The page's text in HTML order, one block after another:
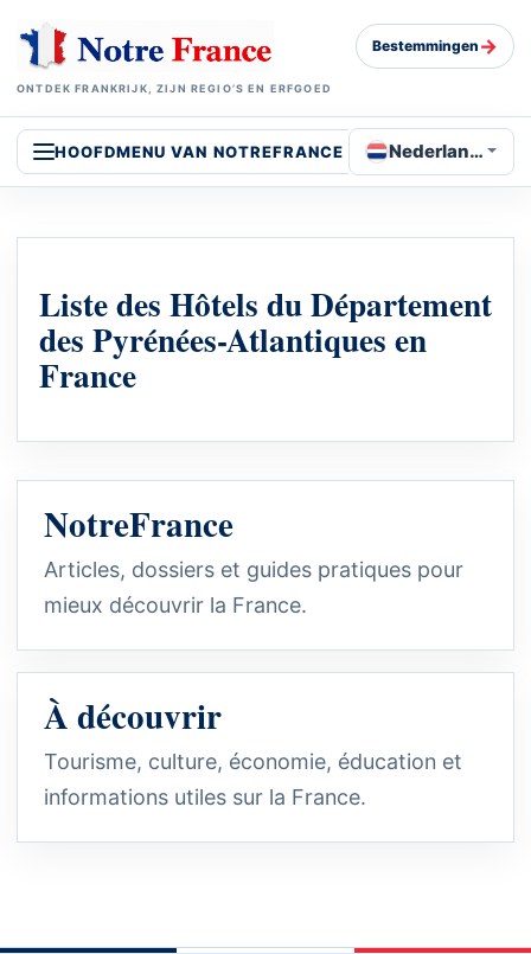
ONTDEK FRANKRIJK, ZIJN REGIO’S EN ERFGOED
Bestemmingen →
HOOFDMENU VAN NOTREFRANCE Nederlands
Liste des Hôtels du Département
des Pyrénées-Atlantiques en
France
NotreFrance
Articles, dossiers et guides pratiques pour
mieux découvrir la France.
À découvrir
Tourisme, culture, économie, éducation et
informations utiles sur la France.